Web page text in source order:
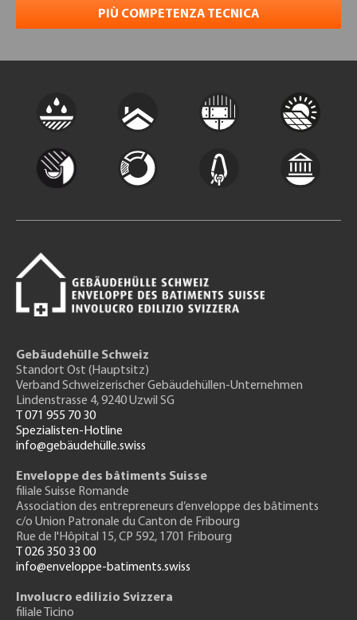
PIÙ COMPETENZA TECNICA
Gebäudehülle Schweiz
Standort Ost (Hauptsitz)
Verband Schweizerischer Gebäudehüllen-Unternehmen
Lindenstrasse 4, 9240 Uzwil SG
T 071 955 70 30
Spezialisten-Hotline
info@gebäudehülle.swiss
Enveloppe des bâtiments Suisse
filiale Suisse Romande
Association des entrepreneurs d’enveloppe des bâtiments
c/o Union Patronale du Canton de Fribourg
Rue de l'Hôpital 15, CP 592, 1701 Fribourg
T 026 350 33 00
info@enveloppe-batiments.swiss
Involucro edilizio Svizzera
filiale Ticino